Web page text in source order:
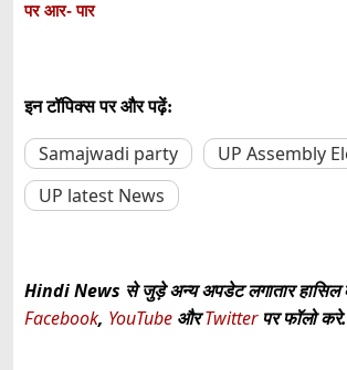
पर आर- पार
इन टॉपिक्स पर और पढ़ें:
Samajwadi party
UP Assembly
UP latest News
Hindi News से जुड़े अन्य अपडेट लगातार हासिल
Facebook, YouTube औरTwitterपर फॉलो